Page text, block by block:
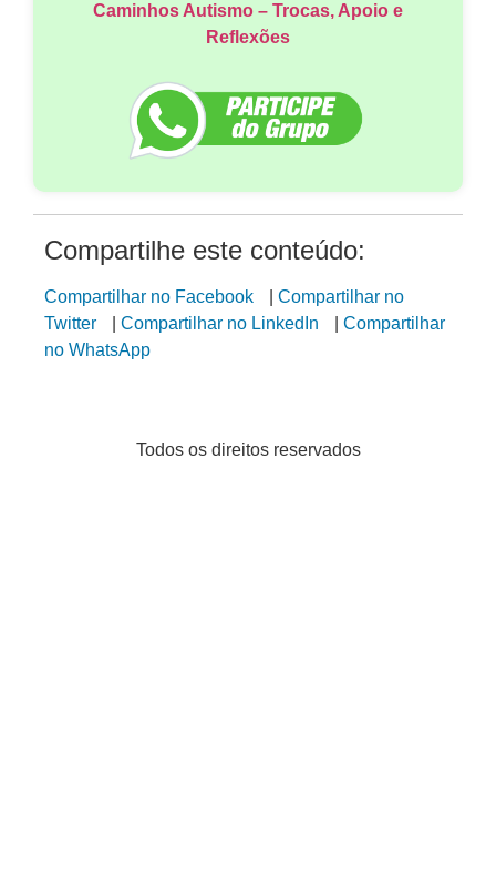
Caminhos Autismo – Trocas, Apoio e
Reflexões
Compartilhe este conteúdo:
Compartilhar no Facebook
Compartilhar no
Twitter
Compartilhar no LinkedIn
Compartilhar
no WhatsApp
Todos os direitos reservados